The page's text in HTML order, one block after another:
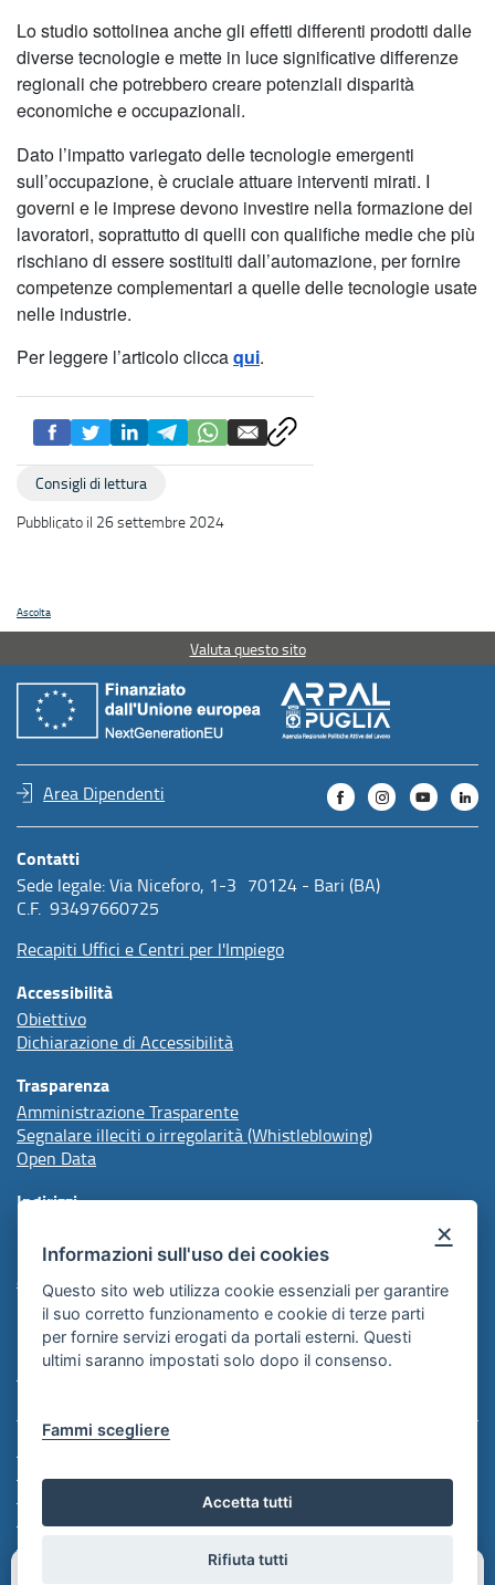
Lo studio sottolinea anche gli effetti differenti prodotti dalle
diverse tecnologie e mette in luce significative differenze
regionali che potrebbero creare potenziali disparità
economiche e occupazionali.
Dato l’impatto variegato delle tecnologie emergenti
sull’occupazione, è cruciale attuare interventi mirati. I
governi e le imprese devono investire nella formazione dei
lavoratori, soprattutto di quelli con qualifiche medie che più
rischiano di essere sostituiti dall’automazione, per fornire
competenze complementari a quelle delle tecnologie usate
nelle industrie.
Per leggere l’articolo cliccaqui.
Consigli di lettura
Pubblicato il 26 settembre 2024
Ascolta
Valuta questo sito
Area Dipendenti
Contatti
Sede legale: Via Niceforo, 1-3 70124 - Bari (BA)
C.F. 93497660725
Recapiti Uffici e Centri per l'Impiego
Accessibilità
Obiettivo
Dichiarazione di Accessibilità
Trasparenza
Amministrazione Trasparente
Segnalare illeciti o irregolarità (Whistleblowing)
Open Data
Indirizzi
protocollo@arpal.regione.puglia.it
arpalpuglia@pec.rupar.puglia.it
Redazione
Comunicazione Istituzionale
Informativa Privacy
×
Informazioni sull'uso dei cookies
Questo sito web utilizza cookie essenziali per garantire
il suo corretto funzionamento e cookie di terze parti
per fornire servizi erogati da portali esterni. Questi
ultimi saranno impostati solo dopo il consenso.
Fammi scegliere
Accetta tutti
Rifiuta tutti